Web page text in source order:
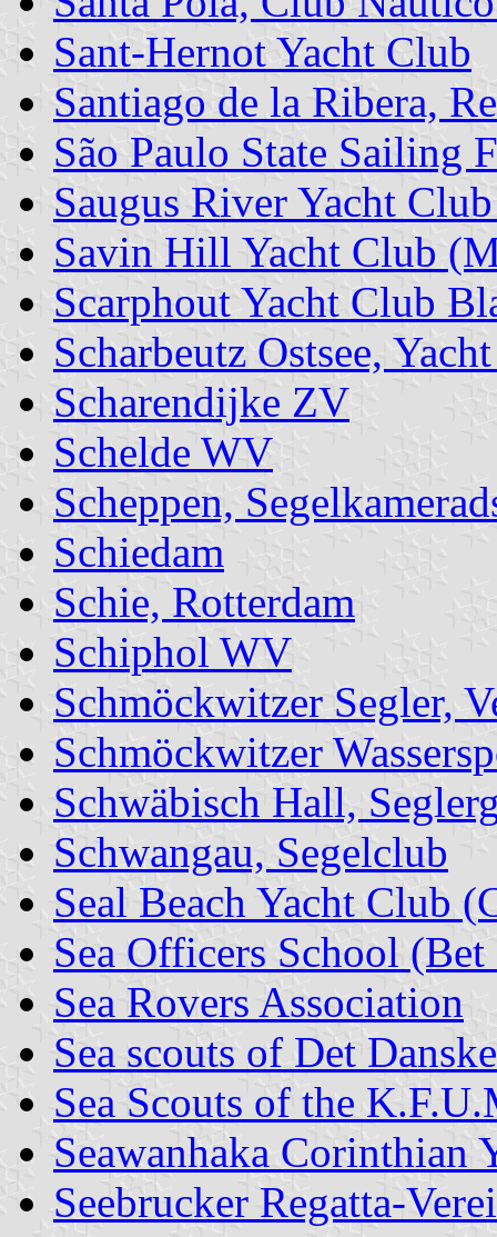
Sant-Hernot Yacht Club
Santiago de la Ribera,
São Paulo State Sailing
Saugus River Yacht
Savin Hill Yacht Club
Scarphout Yacht Club
Scharbeutz Ostsee,
Scharendijke ZV
Schelde WV
Scheppen,
Schiedam
Schie, Rotterdam
Schiphol WV
Schmöckwitzer Segler,
Schmöckwitzer
Schwäbisch Hall,
Schwangau, Segelclub
Seal Beach Yacht Club
Sea Officers School
Sea Rovers Association
Sea scouts of Det
Sea Scouts of the
Seawanhaka Corinthian
Seebrucker Regatta-